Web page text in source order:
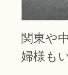
関東や
婦様も